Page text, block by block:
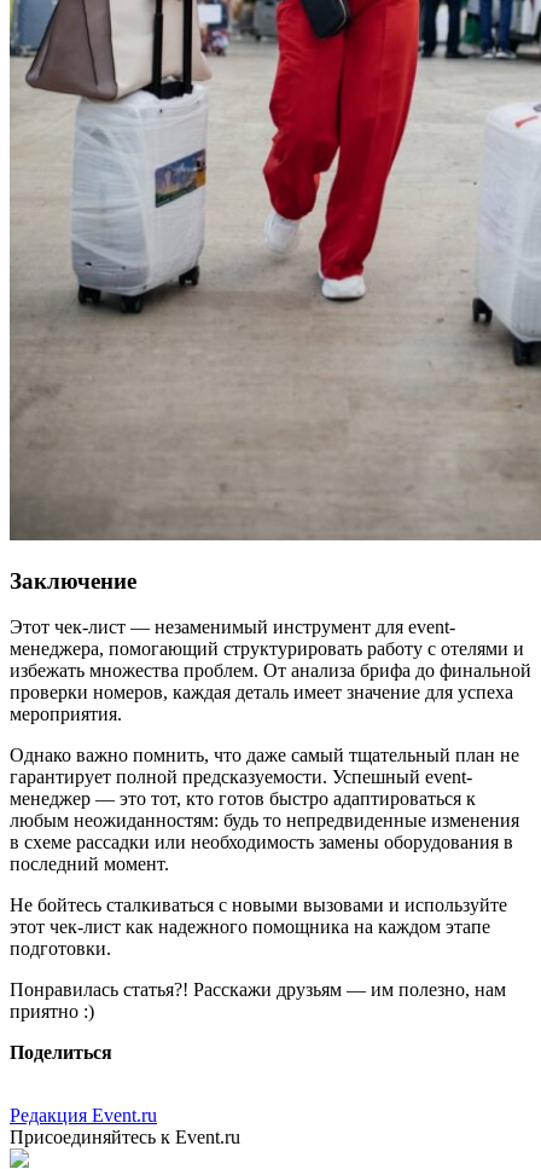
Заключение
Этот чек-лист — незаменимый инструмент для event-
менеджера, помогающий структурировать работу с отелями и
избежать множества проблем. От анализа брифа до финальной
проверки номеров, каждая деталь имеет значение для успеха
мероприятия.
Однако важно помнить, что даже самый тщательный план не
гарантирует полной предсказуемости. Успешный event-
менеджер — это тот, кто готов быстро адаптироваться к
любым неожиданностям: будь то непредвиденные изменения
в схеме рассадки или необходимость замены оборудования в
последний момент.
Не бойтесь сталкиваться с новыми вызовами и используйте
этот чек-лист как надежного помощника на каждом этапе
подготовки.
Понравилась статья?! Расскажи друзьям — им полезно, нам
приятно :)
Поделиться
Редакция Event.ru
Присоединяйтесь к Event.ru